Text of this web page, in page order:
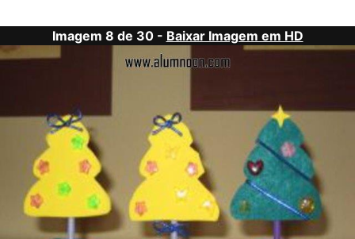
Imagem 8 de 30 - Baixar Imagem em HD